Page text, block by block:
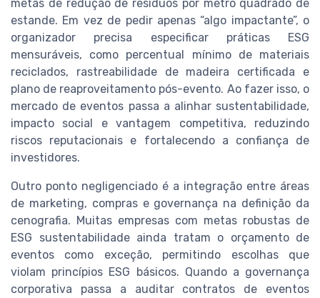
metas de redução de resíduos por metro quadrado de
estande. Em vez de pedir apenas “algo impactante”, o
organizador precisa especificar práticas ESG
mensuráveis, como percentual mínimo de materiais
reciclados, rastreabilidade de madeira certificada e
plano de reaproveitamento pós-evento. Ao fazer isso, o
mercado de eventos passa a alinhar sustentabilidade,
impacto social e vantagem competitiva, reduzindo
riscos reputacionais e fortalecendo a confiança de
investidores.
Outro ponto negligenciado é a integração entre áreas
de marketing, compras e governança na definição da
cenografia. Muitas empresas com metas robustas de
ESG sustentabilidade ainda tratam o orçamento de
eventos como exceção, permitindo escolhas que
violam princípios ESG básicos. Quando a governança
corporativa passa a auditar contratos de eventos